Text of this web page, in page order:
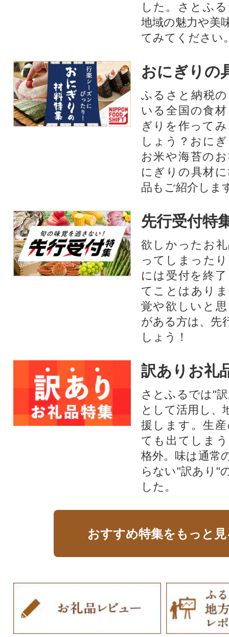
した。さとふ
地域の魅力や美
てみてください
おにぎりの
ふるさと納税
いる全国の食
ぎりを作って
しょう？おに
お米や海苔の
にぎりの具材
品もご紹介しま
先行受付特
欲しかったお
ってしまった
には受付を終
てことはあり
覚や欲しいと
がある方は、先
しょう！
訳ありお礼
さとふるでは"
として活用し、
援します。⽣
ても出てしま
格外。味は通常
らない"訳あり"
した。
おすすめ特集をもっと